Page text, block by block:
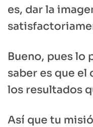
es, dar la
Bueno, pues lo
saber es que
los resultados
Así que tu